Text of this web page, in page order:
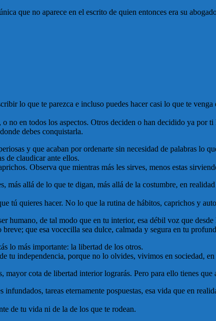
que no aparece en el escrito de quien entonces era su
lo que te parezca e incluso puedes hacer casi lo que te
no en todos los aspectos. Otros deciden o han decidido ya por
debes conquistarla.
y que acaban por ordenarte sin necesidad de palabras lo
de claudicar ante ellos.
Observa que mientras más les sirves, menos estas
más allá de lo que te digan, más allá de la costumbre, en
tú quieres hacer. No lo que la rutina de hábitos, caprichos y
humano, de tal modo que en tu interior, esa débil voz que
que esa vocecilla sea dulce, calmada y segura en tu
lo más importante: la libertad de los otros.
tu independencia, porque no lo olvides, vivimos en sociedad,
cota de libertad interior lograrás. Pero para ello tienes que
tareas eternamente pospuestas, esa vida que en
de tu vida ni de la de los que te rodean.